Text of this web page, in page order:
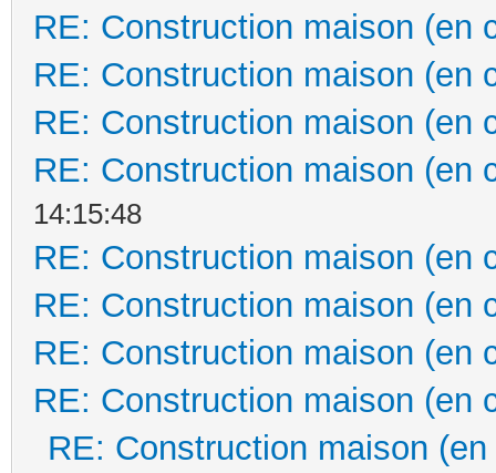
RE: Construction maison (en
RE: Construction maison (en
RE: Construction maison (en
RE: Construction maison (en
14:15:48
RE: Construction maison (en
RE: Construction maison (en
RE: Construction maison (en
RE: Construction maison (en
RE: Construction maison